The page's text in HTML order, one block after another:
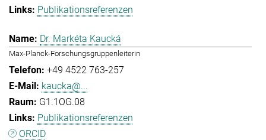
Publikationsreferenzen
Dr. Markéta Kaucká
Max-Planck-Forschungsgruppenleiterin
+49 4522 763-257
kaucka@...
G1.1OG.08
Publikationsreferenzen
ORCID